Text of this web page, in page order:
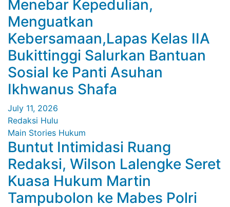
Menebar Kepedulian,
Menguatkan
Kebersamaan,Lapas Kelas IIA
Bukittinggi Salurkan Bantuan
Sosial ke Panti Asuhan
Ikhwanus Shafa
July 11, 2026
Redaksi Hulu
Main Stories Hukum
Buntut Intimidasi Ruang
Redaksi, Wilson Lalengke Seret
Kuasa Hukum Martin
Tampubolon ke Mabes Polri